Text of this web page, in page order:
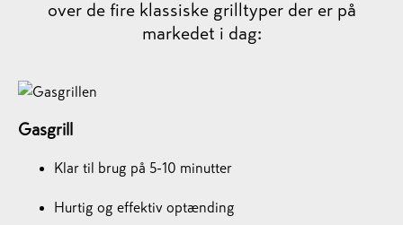
over de fire klassiske grilltyper der er på
markedet i dag:
Gasgrill
Klar til brug på 5-10 minutter
Hurtig og effektiv optænding